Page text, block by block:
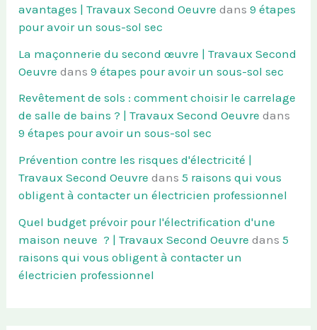
avantages | Travaux Second Oeuvre dans9 étapes
pour avoir un sous-sol sec
La maçonnerie du second œuvre | Travaux Second
Oeuvre dans9 étapes pour avoir un sous-sol sec
Revêtement de sols : comment choisir le carrelage
de salle de bains ? | Travaux Second Oeuvre dans
9 étapes pour avoir un sous-sol sec
Prévention contre les risques d'électricité |
Travaux Second Oeuvre dans5 raisons qui vous
obligent à contacter un électricien professionnel
Quel budget prévoir pour l'électrification d'une
maison neuve ? | Travaux Second Oeuvre dans5
raisons qui vous obligent à contacter un
électricien professionnel